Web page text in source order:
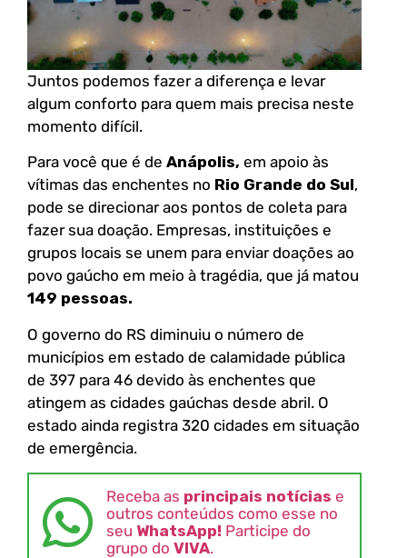
Juntos podemos fazer a diferença e levar
algum conforto para quem mais precisa neste
momento difícil.
Para você que é de Anápolis, em apoio às
vítimas das enchentes no Rio Grande do Sul,
pode se direcionar aos pontos de coleta para
fazer sua doação. Empresas, instituições e
grupos locais se unem para enviar doações ao
povo gaúcho em meio à tragédia, que já matou
149 pessoas.
O governo do RS diminuiu o número de
municípios em estado de calamidade pública
de 397 para 46 devido às enchentes que
atingem as cidades gaúchas desde abril. O
estado ainda registra 320 cidades em situação
de emergência.
Receba as principais notícias e
outros conteúdos como esse no
seu WhatsApp! Participe do
grupo do VIVA.